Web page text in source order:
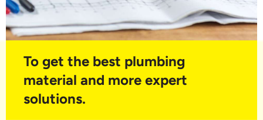
To get the best plumbing
material and more expert
solutions.